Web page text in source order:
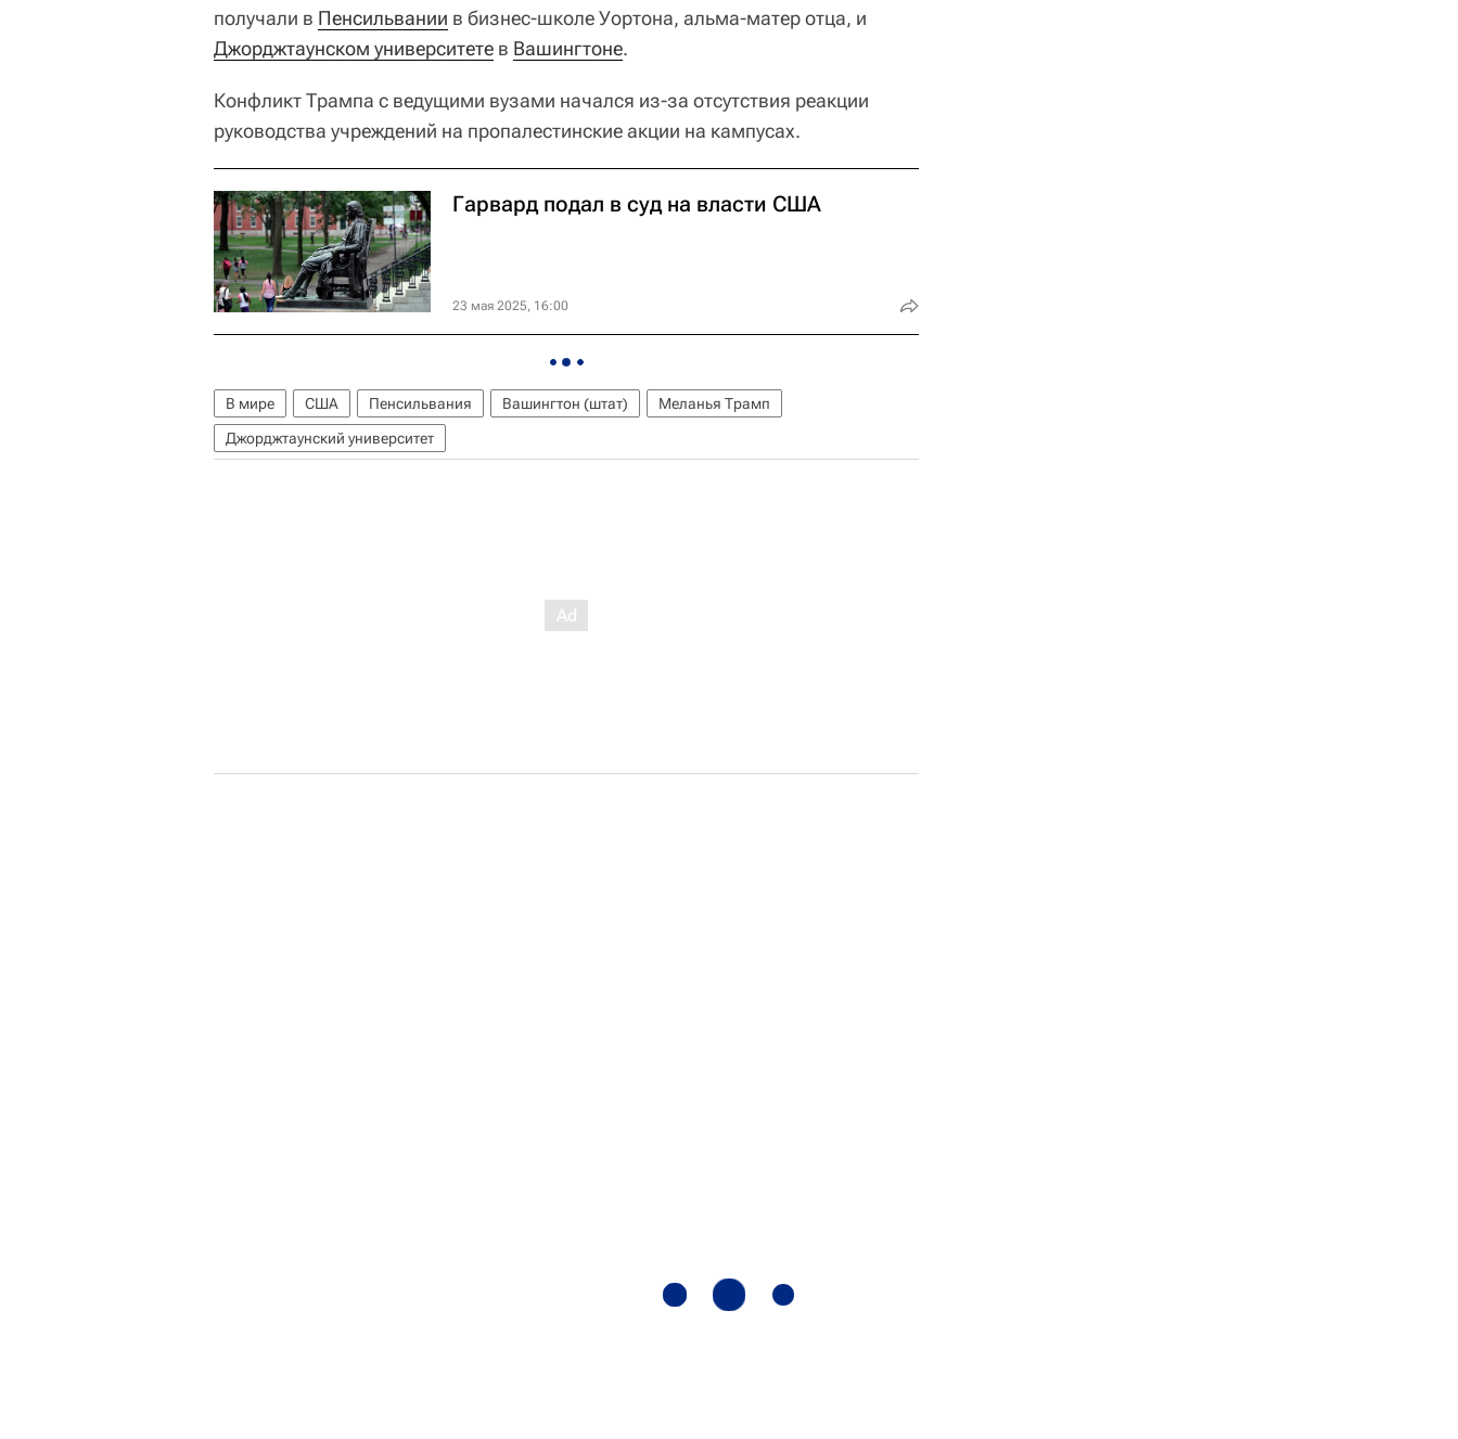
получали в Пенсильвании в бизнес-школе Уортона, альма-матер отца, и
Джорджтаунском университете в Вашингтоне.
Конфликт Трампа с ведущими вузами начался из-за отсутствия реакции
руководства учреждений на пропалестинские акции на кампусах.
Гарвард подал в суд на власти США
23 мая 2025, 16:00
В мире США Пенсильвания Вашингтон (штат)
Меланья Трамп
Джорджтаунский университет